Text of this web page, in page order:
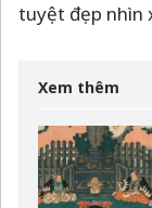
tuyệt đẹp nhìn
Xem thêm